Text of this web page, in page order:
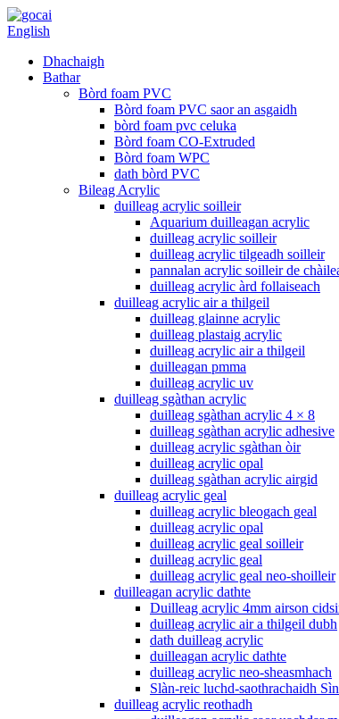
English
Dhachaigh
Bathar
Bòrd foam PVC
Bòrd foam PVC saor an asgaidh
bòrd foam pvc celuka
Bòrd foam CO-Extruded
Bòrd foam WPC
dath bòrd PVC
Bileag Acrylic
duilleag acrylic soilleir
Aquarium duilleagan acrylic
duilleag acrylic soilleir
duilleag acrylic tilgeadh soilleir
pannalan acrylic soilleir de
duilleag acrylic àrd follaiseach
duilleag acrylic air a thilgeil
duilleag glainne acrylic
duilleag plastaig acrylic
duilleag acrylic air a thilgeil
duilleagan pmma
duilleag acrylic uv
duilleag sgàthan acrylic
duilleag sgàthan acrylic 4 × 8
duilleag sgàthan acrylic adhesive
duilleag acrylic sgàthan òir
duilleag acrylic opal
duilleag sgàthan acrylic airgid
duilleag acrylic geal
duilleag acrylic bleogach geal
duilleag acrylic opal
duilleag acrylic geal soilleir
duilleag acrylic geal
duilleag acrylic geal neo-shoilleir
duilleagan acrylic dathte
Duilleag acrylic 4mm airson
duilleag acrylic air a thilgeil dubh
dath duilleag acrylic
duilleagan acrylic dathte
duilleag acrylic neo-sheasmhach
Slàn-reic luchd-saothrachaidh
duilleag acrylic reothadh